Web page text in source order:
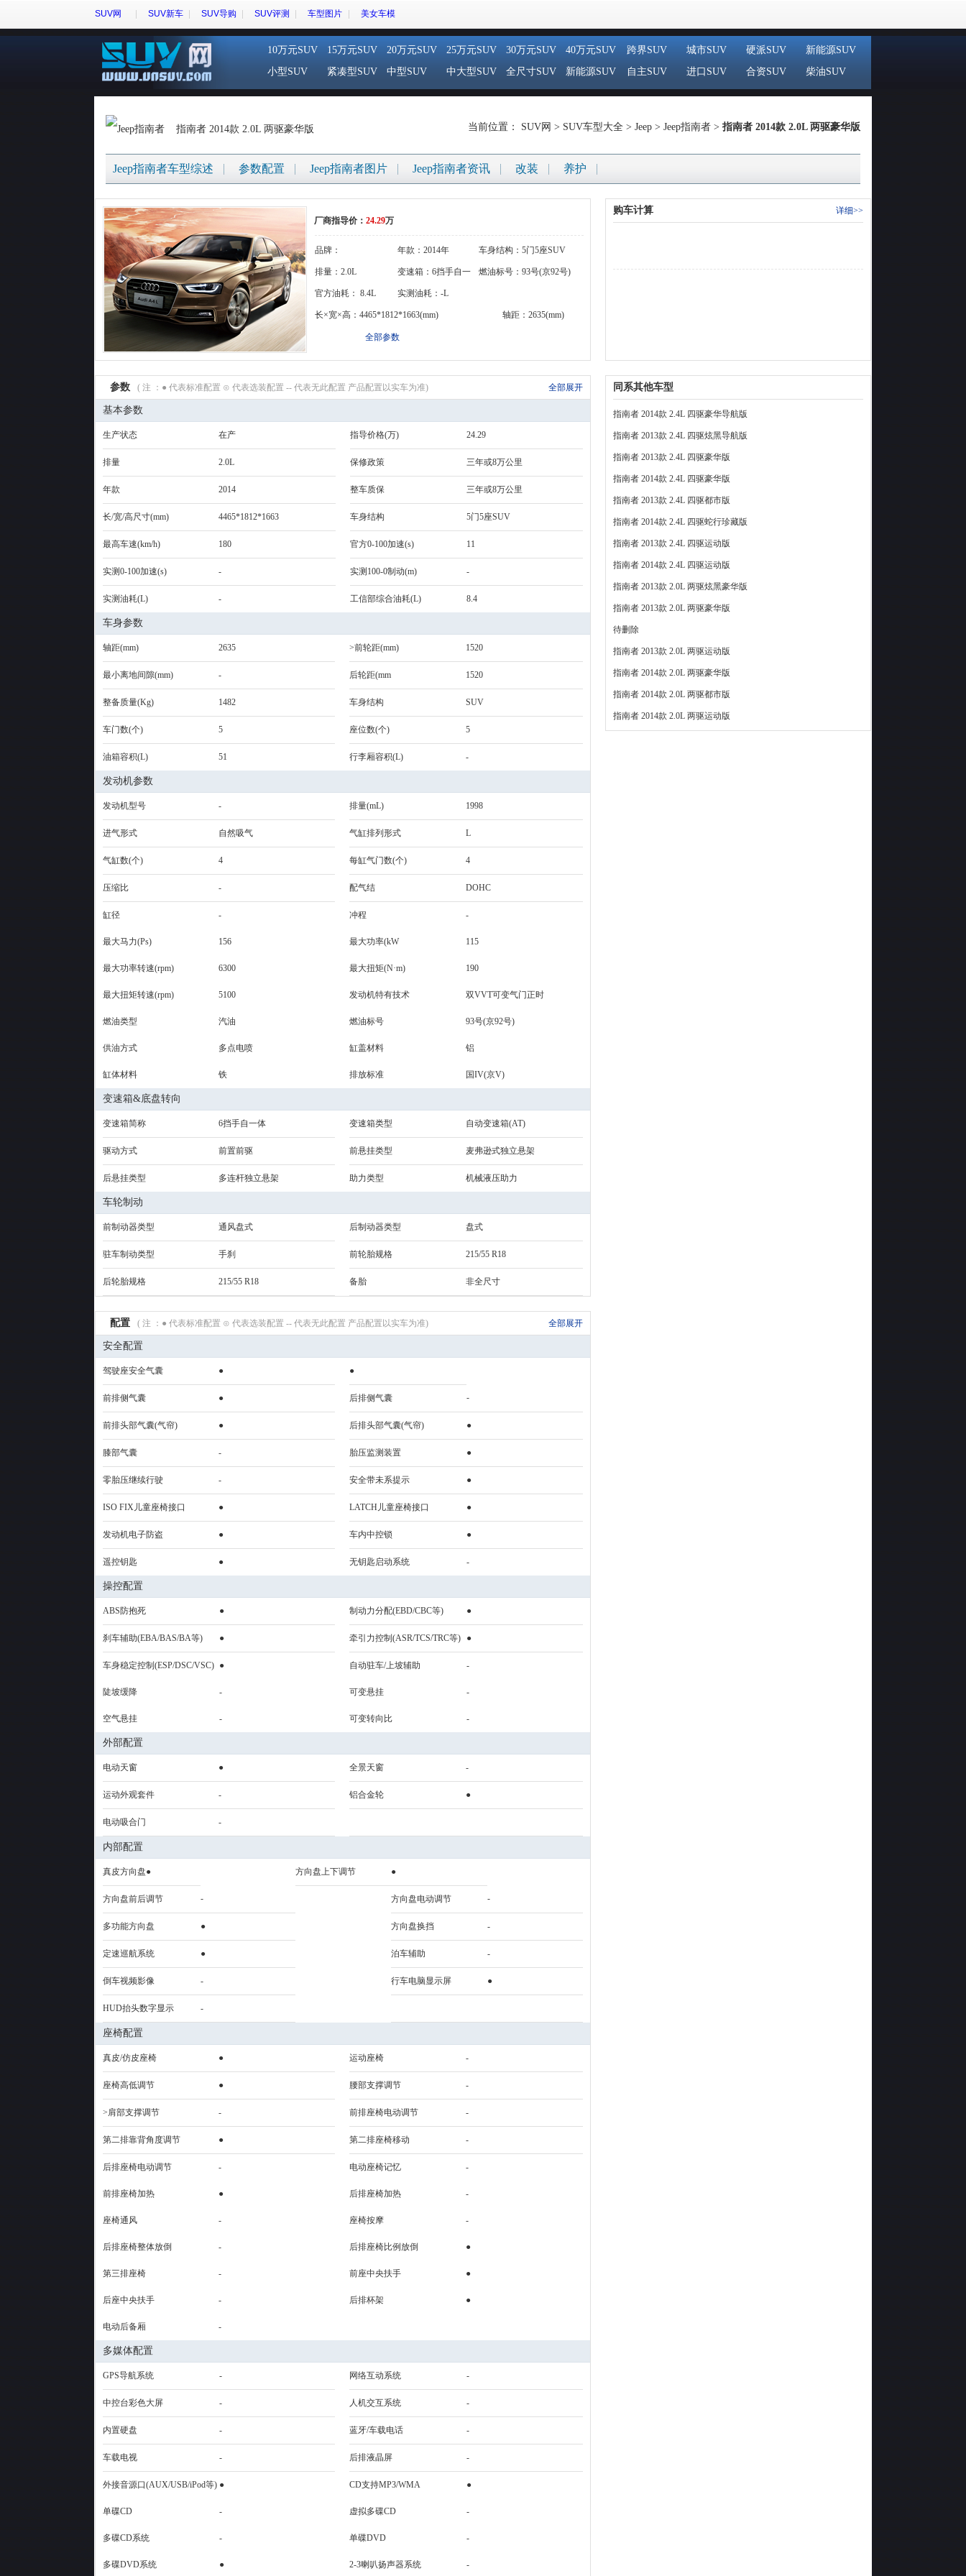
SUV网 SUV新车 SUV导购 SUV评测 车型图片 美女车模
10万元SUV 15万元SUV 20万元SUV 25万元SUV 30万元SUV
40万元SUV
小型SUV
紧凑型SUV 中型SUV 中大型SUV 全尺寸SUV 新能源SUV
跨界SUV 城市SUV 硬派SUV
新能源SUV
自主SUV
进口SUV 合资SUV 柴油SUV
指南者 2014款 2.0L 两驱豪华版 当前位置： SUV网 > SUV车型大全 > Jeep > Jeep指南者 > 指南者 2014款 2.0L 两驱豪华版
Jeep指南者车型综述 参数配置 Jeep指南者图片 Jeep指南者资讯 改装 养护
厂商指导价： 24.29万
品牌：
{gigi:brandname}
年款：2014年 车身结构：5门5座SUV
排量：2.0L 变速箱：6挡手自一
体
燃油标号：93号(京92号)
官方油耗： 8.4L 实测油耗：-L
长×宽×高：4465*1812*1663(mm) 轴距：2635(mm)
全部参数
购车计算 详细>>
参数 ( 注 ：● 代表标准配置 ⊙ 代表选装配置 -- 代表无此配置 产品配置以实车为准) 全部展开
基本参数
生产状态 在产 指导价格(万) 24.29
排量 2.0L 保修政策 三年或8万公里
年款 2014 整车质保 三年或8万公里
长/宽/高尺寸(mm) 4465*1812*1663 车身结构 5门5座SUV
最高车速(km/h) 180 官方0-100加速(s) 11
实测0-100加速(s) - 实测100-0制动(m) -
实测油耗(L) - 工信部综合油耗(L) 8.4
车身参数
轴距(mm) 2635 >前轮距(mm) 1520
最小离地间隙(mm) - 后轮距(mm 1520
整备质量(Kg) 1482 车身结构 SUV
车门数(个) 5 座位数(个) 5
油箱容积(L) 51 行李厢容积(L) -
发动机参数
发动机型号 - 排量(mL) 1998
进气形式 自然吸气 气缸排列形式 L
气缸数(个) 4 每缸气门数(个) 4
压缩比 - 配气结 DOHC
缸径 - 冲程 -
最大马力(Ps) 156 最大功率(kW 115
最大功率转速(rpm) 6300 最大扭矩(N·m) 190
最大扭矩转速(rpm) 5100 发动机特有技术 双VVT可变气门正时
燃油类型 汽油 燃油标号 93号(京92号)
供油方式 多点电喷 缸盖材料 铝
缸体材料 铁 排放标准 国IV(京V)
变速箱&底盘转向
变速箱简称 6挡手自一体 变速箱类型 自动变速箱(AT)
驱动方式 前置前驱 前悬挂类型 麦弗逊式独立悬架
后悬挂类型 多连杆独立悬架 助力类型 机械液压助力
车轮制动
前制动器类型 通风盘式 后制动器类型 盘式
驻车制动类型 手刹 前轮胎规格 215/55 R18
后轮胎规格 215/55 R18 备胎 非全尺寸
配置 ( 注 ：● 代表标准配置 ⊙ 代表选装配置 -- 代表无此配置 产品配置以实车为准) 全部展开
安全配置
驾驶座安全气囊 ● ●
前排侧气囊 ● 后排侧气囊 -
前排头部气囊(气帘) ● 后排头部气囊(气帘) ●
膝部气囊 - 胎压监测装置 ●
零胎压继续行驶 - 安全带未系提示 ●
ISO FIX儿童座椅接口 ● LATCH儿童座椅接口 ●
发动机电子防盗 ● 车内中控锁 ●
遥控钥匙 ● 无钥匙启动系统 -
操控配置
ABS防抱死 ● 制动力分配(EBD/CBC等) ●
刹车辅助(EBA/BAS/BA等) ● 牵引力控制(ASR/TCS/TRC等) ●
车身稳定控制(ESP/DSC/VSC) ● 自动驻车/上坡辅助 -
陡坡缓降 - 可变悬挂 -
空气悬挂 - 可变转向比 -
外部配置
电动天窗 ● 全景天窗 -
运动外观套件 - 铝合金轮 ●
电动吸合门 -
内部配置
真皮方向盘● 方向盘上下调节 ●
方向盘前后调节 - 方向盘电动调节 -
多功能方向盘 ● 方向盘换挡 -
定速巡航系统 ● 泊车辅助 -
倒车视频影像 - 行车电脑显示屏 ●
HUD抬头数字显示 -
座椅配置
真皮/仿皮座椅 ● 运动座椅 -
座椅高低调节 ● 腰部支撑调节 -
>肩部支撑调节 - 前排座椅电动调节 -
第二排靠背角度调节 ● 第二排座椅移动 -
后排座椅电动调节 - 电动座椅记忆 -
前排座椅加热 ● 后排座椅加热 -
座椅通风 - 座椅按摩 -
后排座椅整体放倒 - 后排座椅比例放倒 ●
第三排座椅 - 前座中央扶手 ●
后座中央扶手 - 后排杯架 ●
电动后备厢 -
多媒体配置
GPS导航系统 - 网络互动系统 -
中控台彩色大屏 - 人机交互系统 -
内置硬盘 - 蓝牙/车载电话 -
车载电视 - 后排液晶屏 -
外接音源口(AUX/USB/iPod等) ● CD支持MP3/WMA ●
单碟CD - 虚拟多碟CD -
多碟CD系统 - 单碟DVD -
多碟DVD系统 ● 2-3喇叭扬声器系统 -
同系其他车型
指南者 2014款 2.4L 四驱豪华导航版
指南者 2013款 2.4L 四驱炫黑导航版
指南者 2013款 2.4L 四驱豪华版
指南者 2014款 2.4L 四驱豪华版
指南者 2013款 2.4L 四驱都市版
指南者 2014款 2.4L 四驱蛇行珍藏版
指南者 2013款 2.4L 四驱运动版
指南者 2014款 2.4L 四驱运动版
指南者 2013款 2.0L 两驱炫黑豪华版
指南者 2013款 2.0L 两驱豪华版
待删除
指南者 2013款 2.0L 两驱运动版
指南者 2014款 2.0L 两驱豪华版
指南者 2014款 2.0L 两驱都市版
指南者 2014款 2.0L 两驱运动版